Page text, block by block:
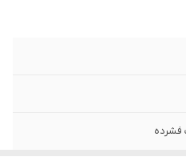
فشرده